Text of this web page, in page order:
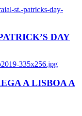
st.-patricks-day-
DAY
335x256.jpg
A LISBOA A